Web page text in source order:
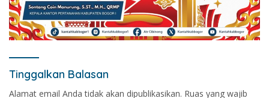
Tinggalkan Balasan
Alamat email Anda tidak akan dipublikasikan. Ruas yang wajib